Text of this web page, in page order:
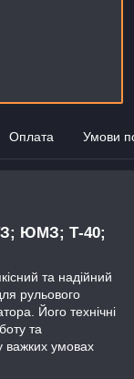
Оплата Умови
ЮМЗ; Т-40;
та надійний
рульового
Його технічні
та
важких умовах